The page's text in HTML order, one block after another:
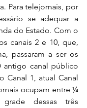
Para telejornais, por
se adequar a
do Estado. Com o
canais 2 e 10, que,
passaram a ser os
antigo canal público
Canal 1, atual Canal
ocupam entre ¼
dessas três